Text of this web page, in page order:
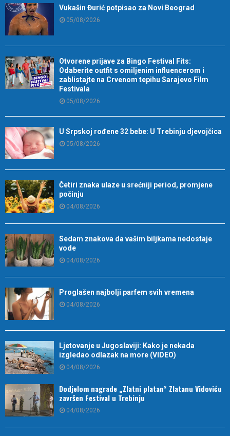
Vukašin Đurić potpisao za Novi Beograd
05/08/2026
Otvorene prijave za Bingo Festival Fits:
Odaberite outfit s omiljenim influencerom i
zablistajte na Crvenom tepihu Sarajevo Film
Festivala
05/08/2026
U Srpskoj rođene 32 bebe: U Trebinju djevojčica
05/08/2026
Četiri znaka ulaze u srećniji period, promjene
počinju
04/08/2026
Sedam znakova da vašim biljkama nedostaje
vode
04/08/2026
Proglašen najbolji parfem svih vremena
04/08/2026
Ljetovanje u Jugoslaviji: Kako je nekada
izgledao odlazak na more (VIDEO)
04/08/2026
Dodjelom nagrade „Zlatni platan“ Zlatanu Vidoviću
završen Festival u Trebinju
04/08/2026